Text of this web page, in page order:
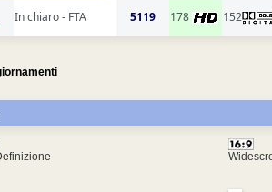
In chiaro - FTA 5119 178 152